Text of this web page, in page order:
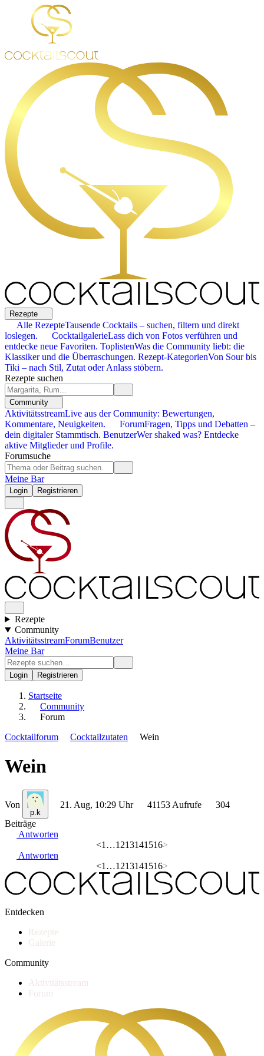
Rezepte
Alle RezepteTausende Cocktails – suchen, filtern und direkt
loslegen.
CocktailgalerieLass dich von Fotos verführen und
entdecke neue Favoriten. ToplistenWas die Community liebt: die
Klassiker und die Überraschungen. Rezept-KategorienVon Sour bis
Tiki – nach Stil, Zutat oder Anlass stöbern.
Rezepte suchen
Community
AktivitätsstreamLive aus der Community: Bewertungen,
Kommentare, Neuigkeiten.
ForumFragen, Tipps und Debatten –
dein digitaler Stammtisch. BenutzerWer shaked was? Entdecke
aktive Mitglieder und Profile.
Forumsuche
Meine Bar
Login Registrieren
Rezepte
Community
AktivitätsstreamForumBenutzer
Meine Bar
Login Registrieren
Startseite
Community
Forum
Cocktailforum
Cocktailzutaten Wein
Wein
Von
p.k
21. Aug, 10:29 Uhr 41153 Aufrufe
304
Beiträge
Antworten
<1 …1213141516>
Antworten
<1 …1213141516>
Entdecken
Rezepte
Galerie
Community
Aktivitätsstream
Forum